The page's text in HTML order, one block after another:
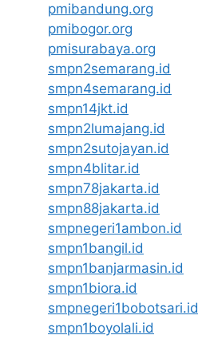
pmibandung.org
pmibogor.org
pmisurabaya.org
smpn2semarang.id
smpn4semarang.id
smpn14jkt.id
smpn2lumajang.id
smpn2sutojayan.id
smpn4blitar.id
smpn78jakarta.id
smpn88jakarta.id
smpnegeri1ambon.id
smpn1bangil.id
smpn1banjarmasin.id
smpn1biora.id
smpnegeri1bobotsari.id
smpn1boyolali.id